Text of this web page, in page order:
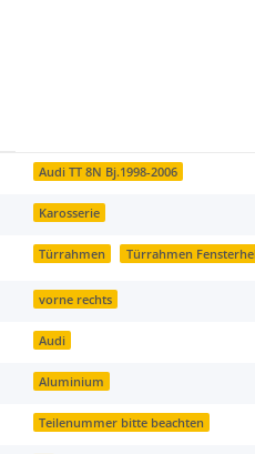
Audi TT 8N Bj.1998-2006
Karosserie
Türrahmen Türrahmen
vorne rechts
Audi
Aluminium
Teilenummer bitte beachten